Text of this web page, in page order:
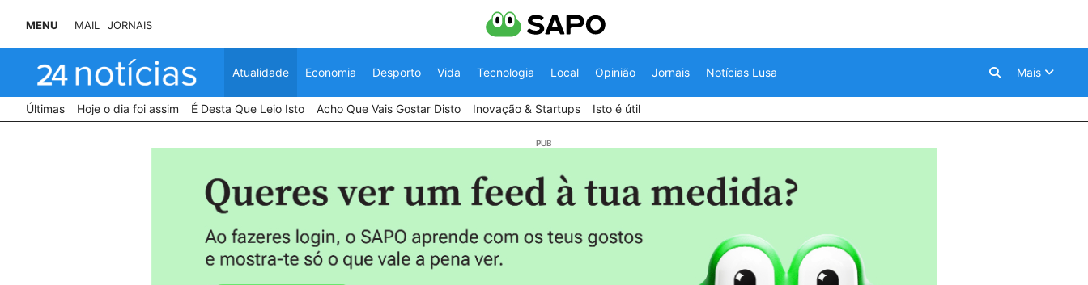
MENU MAIL JORNAIS
Atualidade Economia Desporto Vida Tecnologia Local Opinião Jornais Notícias Lusa Mais
Últimas Hoje o dia foi assim É Desta Que Leio Isto Acho Que Vais Gostar Disto Inovação & Startups Isto é útil